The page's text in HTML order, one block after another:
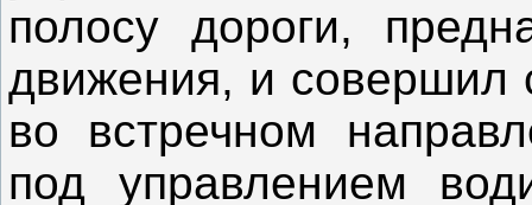
полосу дороги,
движения, и совершил
во встречном
под управлением